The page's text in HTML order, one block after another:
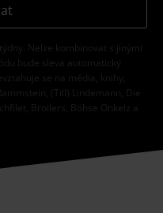
Nelze kombinovat s jinými
bude sleva automaticky
se na média, knihy,
(Till) Lindemann, Die
Broilers, Böhse Onkelz a